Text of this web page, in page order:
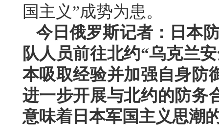
国主义”成势为患。
今日俄罗斯记者：日本
队人员前往北约“乌克兰
本吸取经验并加强自身防
进一步开展与北约的防务
意味着日本军国主义思潮